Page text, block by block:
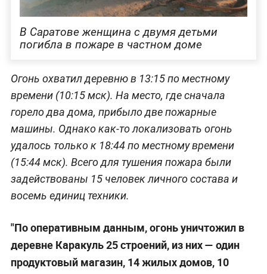
В Саратове женщина с двумя детьми
погибла в пожаре в частном доме
Огонь охватил деревню в 13:15 по местному
времени (10:15 мск). На место, где сначала
горело два дома, прибыло две пожарные
машины. Однако как-то локализовать огонь
удалось только к 18:44 по местному времени
(15:44 мск). Всего для тушения пожара были
задействованы 15 человек личного состава и
восемь единиц техники.
"По оперативным данным, огонь уничтожил в
деревне Каракуль 25 строений, из них — один
продуктовый магазин, 14 жилых домов, 10